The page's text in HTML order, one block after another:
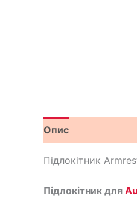
Опис
Підлокітник
Підлокітник для